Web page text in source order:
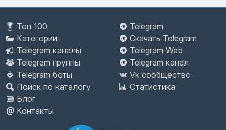
Топ 100
Категории
Telegram каналы
Telegram группы
Telegram боты
Поиск по каталогу
Блог
Контакты
Telegram
Скачать Telegram
Telegram Web
Telegram канал
Vk сообщество
Статистика